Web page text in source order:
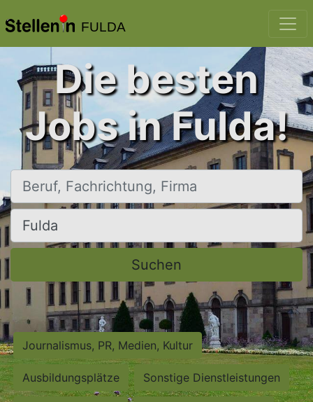
FULDA
Die besten
Jobs in Fulda!
Beruf, Fachrichtung, Firma
Ort, Stadt
Suchen
Journalismus, PR, Medien, Kultur
Ausbildungsplätze Sonstige Dienstleistungen